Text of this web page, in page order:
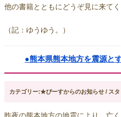
他の書籍とともにどうぞ見に来てく
（記：ゆうゆう。）
●熊本県熊本地方を震源と
カテゴリー:★ぴーすからのお知らせ / ス